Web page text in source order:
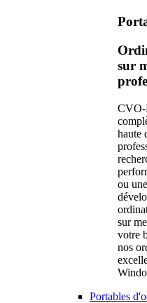
sur
CVO-
haute
ou
sur
votre
nos
Portables